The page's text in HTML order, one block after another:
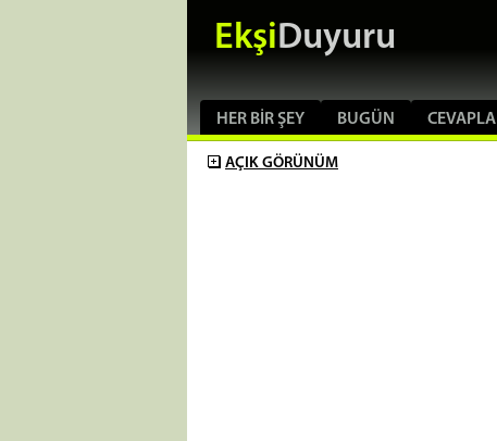
EkşiDuyuru
HER BIR ŞEY BUGÜN CEVAPLA
AÇIK GÖRÜNÜM